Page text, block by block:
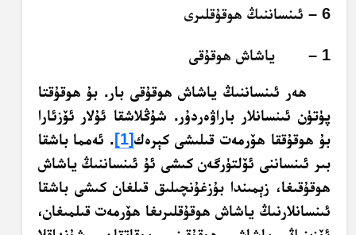
6 – ئىنساننىڭ ھوقۇقلىرى
1 – ياشاش ھوقۇقى
ھەر ئىنساننىڭ ياشاش ھوقۇقى بار. بۇ ھوقۇقتا
پۈتۈن ئىنسانلار باراۋەردۇر. شۇڭلاشقا ئۇلار ئۆزئارا
بۇ ھوقۇققا ھۆرمەت قىلىشى كېرەك[1]
. ئەمما باشقا
بىر ئىنساننى ئۆلتۈرگەن كىشى ئۇ ئىنساننىڭ ياشاش
ھوقۇقىغا، زېمىندا بۇزغۇنچىلىق قىلغان كىشى باشقا
ئىنسانلارنىڭ ياشاش ھوقۇقلىرىغا ھۆرمەت قىلمىغان،